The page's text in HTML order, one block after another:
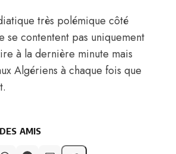
très polémique côté
se contentent pas uniquement
à la dernière minute mais
Algériens à chaque fois que
AMIS